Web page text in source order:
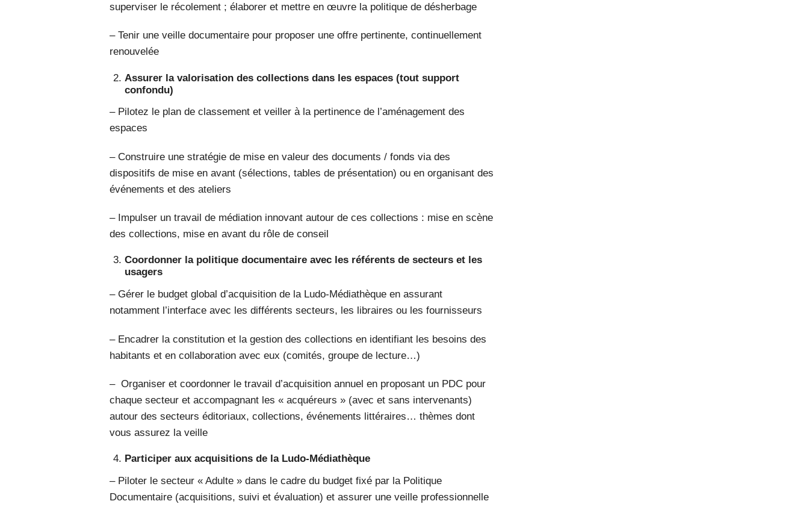
superviser le récolement ; élaborer et mettre en œuvre la politique de désherbage
– Tenir une veille documentaire pour proposer une offre pertinente, continuellement
renouvelée
Assurer la valorisation des collections dans les espaces (tout support
confondu)
– Pilotez le plan de classement et veiller à la pertinence de l’aménagement des
espaces
– Construire une stratégie de mise en valeur des documents / fonds via des
dispositifs de mise en avant (sélections, tables de présentation) ou en organisant des
événements et des ateliers
– Impulser un travail de médiation innovant autour de ces collections : mise en scène
des collections, mise en avant du rôle de conseil
Coordonner la politique documentaire avec les référents de secteurs et les
usagers
– Gérer le budget global d’acquisition de la Ludo-Médiathèque en assurant
notamment l’interface avec les différents secteurs, les libraires ou les fournisseurs
– Encadrer la constitution et la gestion des collections en identifiant les besoins des
habitants et en collaboration avec eux (comités, groupe de lecture…)
– Organiser et coordonner le travail d’acquisition annuel en proposant un PDC pour
chaque secteur et accompagnant les « acquéreurs » (avec et sans intervenants)
autour des secteurs éditoriaux, collections, événements littéraires… thèmes dont
vous assurez la veille
Participer aux acquisitions de la Ludo-Médiathèque
– Piloter le secteur « Adulte » dans le cadre du budget fixé par la Politique
Documentaire (acquisitions, suivi et évaluation) et assurer une veille professionnelle